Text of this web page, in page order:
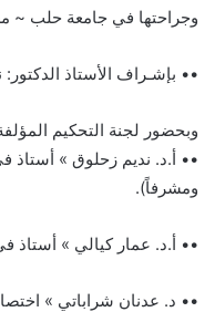
وجراحتها في جامعة حلب
•• بإشـراف الأستاذ
وبحضور لجنة التحكيم
•• أ.د. نديم زحلوق » أستاذ
ومشرفاً).
•• أ.د. عمار كيالي » أستاذ
•• د. عدنان شراباتي »